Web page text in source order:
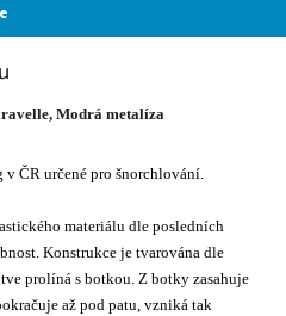
Modrá metalíza
ČR určené pro šnorchlování.
materiálu dle posledních
Konstrukce je tvarována dle
prolíná s botkou. Z botky zasahuje
až pod patu, vzniká tak